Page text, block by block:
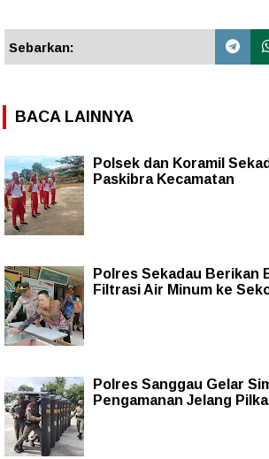
Sebarkan:
BACA LAINNYA
Polsek dan Koramil
Paskibra Kecamatan
Polres Sekadau Berikan
Filtrasi Air Minum ke
Polres Sanggau Gelar
Pengamanan Jelang